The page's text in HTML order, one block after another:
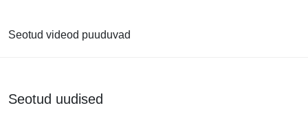
Seotud videod puuduvad
Seotud uudised